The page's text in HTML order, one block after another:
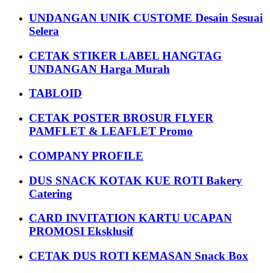
UNDANGAN UNIK CUSTOME Desain Sesuai
Selera
CETAK STIKER LABEL HANGTAG
UNDANGAN Harga Murah
TABLOID
CETAK POSTER BROSUR FLYER
PAMFLET & LEAFLET Promo
COMPANY PROFILE
DUS SNACK KOTAK KUE ROTI Bakery
Catering
CARD INVITATION KARTU UCAPAN
PROMOSI Eksklusif
CETAK DUS ROTI KEMASAN Snack Box